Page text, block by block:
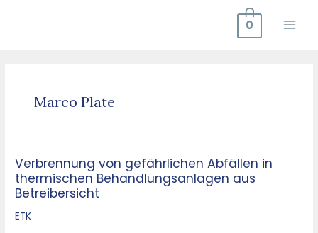
0
Marco Plate
Verbrennung von gefährlichen Abfällen in
thermischen Behandlungsanlagen aus
Betreibersicht
ETK
Verbrennung
von
gefährlichen
Abfällen